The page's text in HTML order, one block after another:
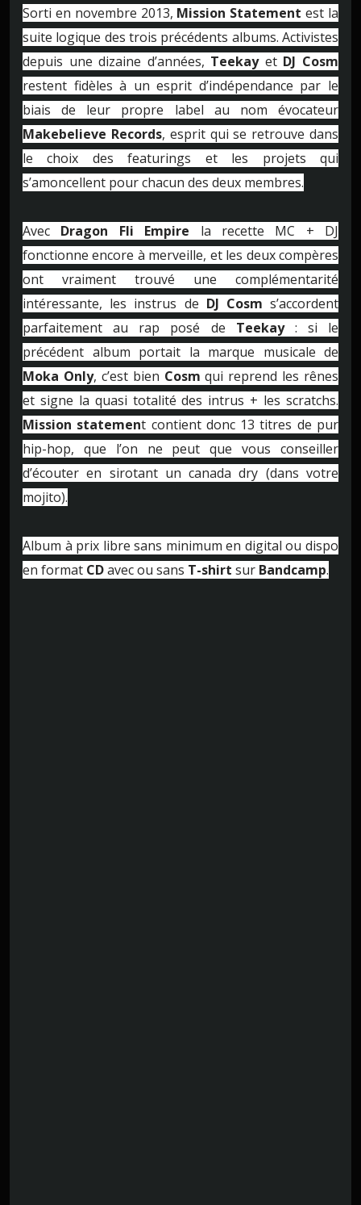
Sorti en novembre 2013, Mission Statement est la
suite logique des trois précédents albums. Activistes
depuis une dizaine d’années, Teekayet DJ Cosm
restent fidèles à un esprit d’indépendance par le
biais de leur propre label au nom évocateur
Makebelieve Records, esprit qui se retrouve dans
le choix des featurings et les projets qui
s’amoncellent pour chacun des deux membres.
Avec Dragon Fli Empire la recette MC + DJ
fonctionne encore à merveille, et les deux compères
ont vraiment trouvé une complémentarité
intéressante, les instrus de DJ Cosm s’accordent
parfaitement au rap posé de Teekay: si le
précédent album portait la marque musicale de
Moka Only, c’est bien Cosm qui reprend les rênes
et signe la quasi totalité des intrus + les scratchs.
Mission statement contient donc 13 titres de pur
hip-hop, que l’on ne peut que vous conseiller
d’écouter en sirotant un canada dry (dans votre
mojito).
Album à prix libre sans minimum en digital ou dispo
en format CDavec ou sans T-shirt sur Bandcamp.